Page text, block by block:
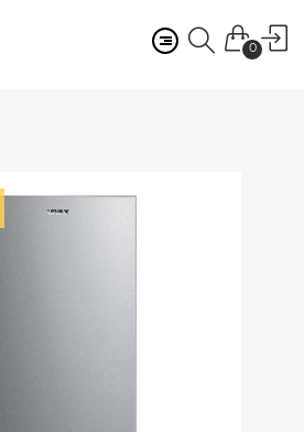
0